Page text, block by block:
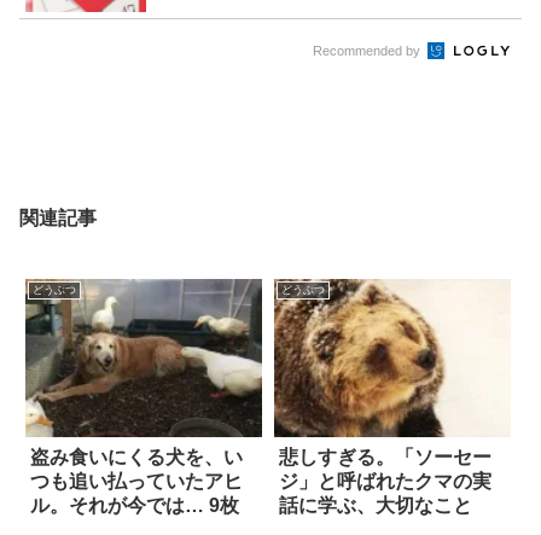
Recommended by
関連記事
どうぶつ
盗み食いにくる犬を、い
つも追い払っていたアヒ
ル。それが今では… 9枚
どうぶつ
悲しすぎる。「ソーセー
ジ」と呼ばれたクマの実
話に学ぶ、大切なこと